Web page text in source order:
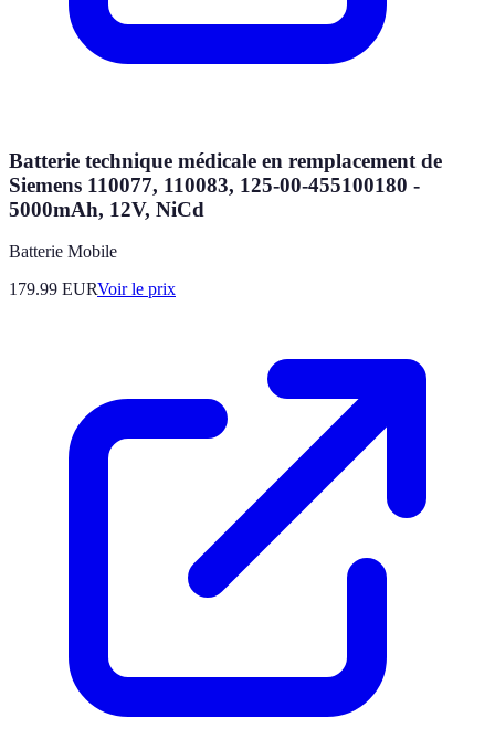
Batterie technique médicale en remplacement de
Siemens 110077, 110083, 125-00-455100180 -
5000mAh, 12V, NiCd
Batterie Mobile
179.99 EURVoir le prix